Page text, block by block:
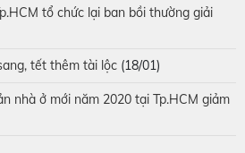
tổ chức lại ban bồi thường giải
tết thêm tài lộc (18/01)
nhà ở mới năm 2020 tại Tp.HCM giảm